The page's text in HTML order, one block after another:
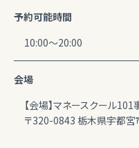
予約可能時間
10:00～20:00
会場
【会場】マネースクール101
〒320-0843 栃木県宇都宮